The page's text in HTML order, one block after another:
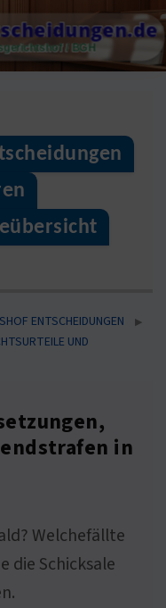
/ BGH
ENTSCHEIDUNGEN ▶
UND
in
Welchefällte
die Schicksale